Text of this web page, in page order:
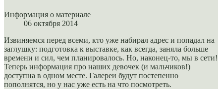
Информация о материале
06 октября 2014
Извиняемся перед всеми, кто уже набирал адрес и попадал на
заглушку: подготовка к выставке, как всегда, заняла больше
времени и сил, чем планировалось. Но, наконец-то, мы в сети!
Теперь информация про наших девочек (и мальчиков!)
доступна в одном месте. Галереи будут постепенно
пополнятся, но у нас уже есть на что посмотреть.